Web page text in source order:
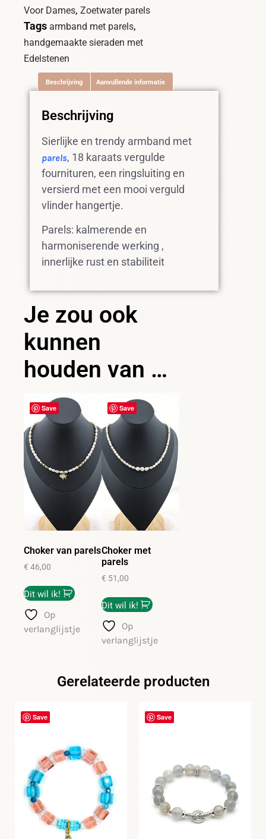
Voor Dames, Zoetwater parels
Tags armband met parels,
handgemaakte sieraden met
Edelstenen
Beschrijving Aanvullende informatie
Beschrijving
Sierlijke en trendy armband met
parels, 18 karaats vergulde
fournituren, een ringsluiting en
versierd met een mooi verguld
vlinder hangertje.
Parels: kalmerende en
harmoniserende werking ,
innerlijke rust en stabiliteit
Je zou ook
kunnen
houden van …
Save
Choker van parels
€ 46,00
Dit wil ik!
Op
verlanglijstje
Save
Choker met
parels
€ 51,00
Dit wil ik!
Op
verlanglijstje
Gerelateerde producten
Save Save